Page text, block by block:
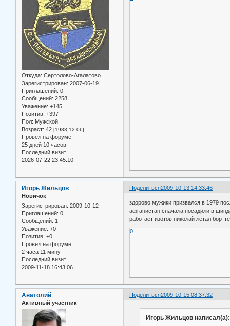
Откуда: Сертолово-Агалатово
Зарегистрирован: 2007-06-19
Приглашений: 0
Сообщений: 2258
Уважение: +145
Позитив: +397
Пол: Мужской
Возраст: 42 [1983-12-06]
Провел на форуме:
25 дней 10 часов
Последний визит:
2026-07-22 23:45:10
Поделиться2009-10-13 14:33:46
Игорь Жильцов
Новичок
Зарегистрирован: 2009-10-12
Приглашений: 0
Сообщений: 1
Уважение: +0
Позитив: +0
Провел на форуме:
2 часа 11 минут
Последний визит:
2009-11-18 16:43:06
здорово мужики призвался в 1979
афганистан сначала посадили в
работает изотов николай летал
0
Поделиться2009-10-15 08:37:32
Анатолий
Активный участник
Игорь Жильцов написал(а):